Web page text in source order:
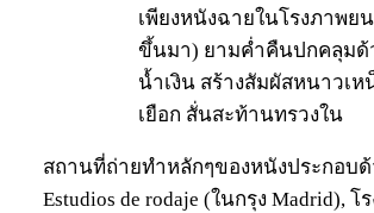
เพียงหนังฉายในโรงภาพย
ขึ้นมา) ยามค่ำคืนปกคลุมด้
น้ำเงิน สร้างสัมผัสหนาวเห
เยือก สั่นสะท้านทรวงใน
สถานที่ถ่ายทำหลักๆของหนังประกอบ
Estudios de rodaje (ในกรุง Madrid), โ